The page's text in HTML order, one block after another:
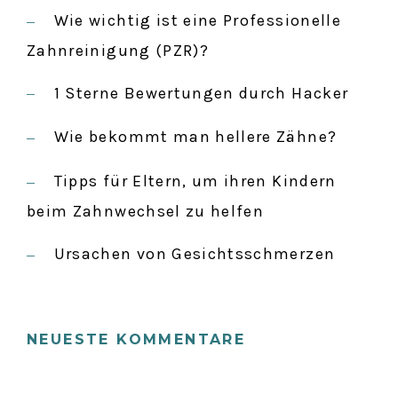
n
a
Wie wichtig ist eine Professionelle
Zahnreinigung (PZR)?
1 Sterne Bewertungen durch Hacker
Wie bekommt man hellere Zähne?
Tipps für Eltern, um ihren Kindern
beim Zahnwechsel zu helfen
Ursachen von Gesichtsschmerzen
NEUESTE KOMMENTARE